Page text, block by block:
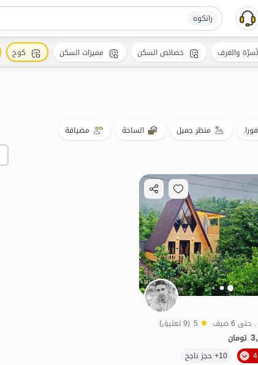
رانکوه
فورا. منظر جميل الساحة مضيافة
5 (9 تعليق)
تومان
10+ حجز ناجح
والغرف خصائص السكن مميزات السكن كوخ